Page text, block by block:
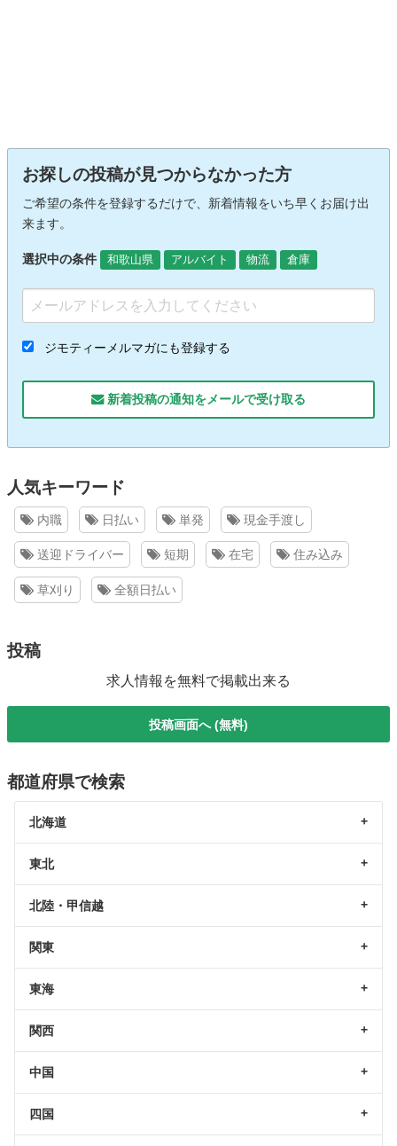
お探しの投稿が見つからなかった方
ご希望の条件を登録するだけで、新着情報をいち早くお届け出
来ます。
選択中の条件 和歌山県 アルバイト 物流 倉庫
ジモティーメルマガにも登録する
新着投稿の通知をメールで受け取る
人気キーワード
内職 日払い 単発 現金手渡し
送迎ドライバー 短期 在宅 住み込み
草刈り 全額日払い
投稿
求人情報を無料で掲載出来る
投稿画面へ (無料)
都道府県で検索
北海道
東北
北陸・甲信越
関東
東海
関西
中国
四国